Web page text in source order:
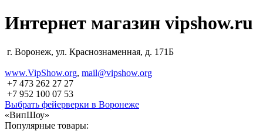
Интернет магазин vipshow.ru
г. Воронеж, ул. Краснознаменная, д. 171Б
www.VipShow.org, mail@vipshow.org
+7 473 262 27 27
+7 952 100 07 53
Выбрать фейерверки в Воронеже
«ВипШоу»
Популярные товары: